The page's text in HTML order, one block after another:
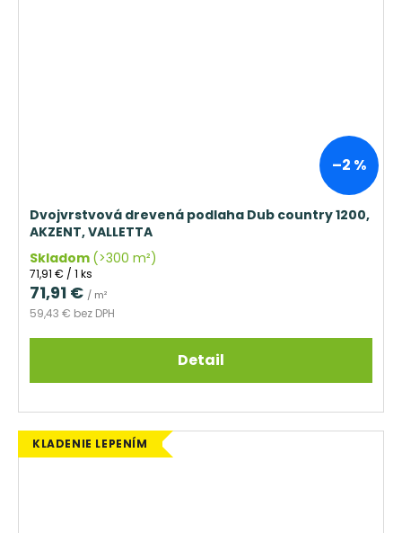
–2 %
Dvojvrstvová drevená podlaha Dub country 1200,
AKZENT, VALLETTA
Skladom (>300 m²)
59,43 € bez DPH
71,91 € / m²
Jednotková
cena:
71,91 € / 1 ks
Detail
KLADENIE LEPENÍM